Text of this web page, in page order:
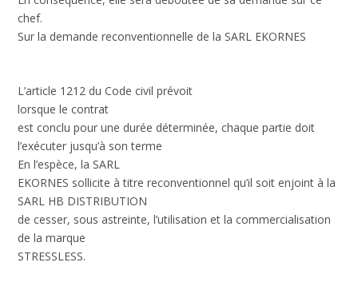
chef.
Sur la demande reconventionnelle de la SARL EKORNES
L’article 1212 du Code civil prévoit
lorsque le contrat
est conclu pour une durée déterminée, chaque partie doit
l’exécuter jusqu’à son terme
En l’espèce, la SARL
EKORNES sollicite à titre reconventionnel qu’il soit enjoint à la
SARL HB DISTRIBUTION
de cesser, sous astreinte, l’utilisation et la commercialisation
de la marque
STRESSLESS.